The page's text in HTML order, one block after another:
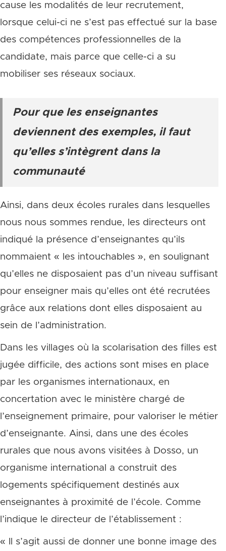
cause les modalités de leur recrutement,
lorsque celui-ci ne s’est pas effectué sur la base
des compétences professionnelles de la
candidate, mais parce que celle-ci a su
mobiliser ses réseaux sociaux.
Pour que les enseignantes
deviennent des exemples, il faut
qu’elles s’intègrent dans la
communauté
Ainsi, dans deux écoles rurales dans lesquelles
nous nous sommes rendue, les directeurs ont
indiqué la présence d’enseignantes qu’ils
nommaient « les intouchables », en soulignant
qu’elles ne disposaient pas d’un niveau suffisant
pour enseigner mais qu’elles ont été recrutées
grâce aux relations dont elles disposaient au
sein de l’administration.
Dans les villages où la scolarisation des filles est
jugée difficile, des actions sont mises en place
par les organismes internationaux, en
concertation avec le ministère chargé de
l’enseignement primaire, pour valoriser le métier
d’enseignante. Ainsi, dans une des écoles
rurales que nous avons visitées à Dosso, un
organisme international a construit des
logements spécifiquement destinés aux
enseignantes à proximité de l’école. Comme
l’indique le directeur de l’établissement :
« Il s’agit aussi de donner une bonne image des